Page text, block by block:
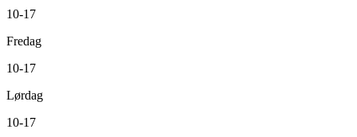
10-17
Fredag
10-17
Lørdag
10-17